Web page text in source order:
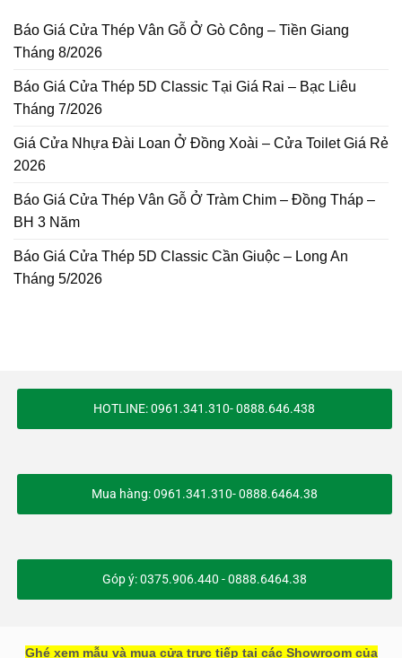
Báo Giá Cửa Thép Vân Gỗ Ở Gò Công – Tiền Giang
Tháng 8/2026
Báo Giá Cửa Thép 5D Classic Tại Giá Rai – Bạc Liêu
Tháng 7/2026
Giá Cửa Nhựa Đài Loan Ở Đồng Xoài – Cửa Toilet Giá Rẻ
2026
Báo Giá Cửa Thép Vân Gỗ Ở Tràm Chim – Đồng Tháp –
BH 3 Năm
Báo Giá Cửa Thép 5D Classic Cần Giuộc – Long An
Tháng 5/2026
HOTLINE: 0961.341.310- 0888.646.438
Mua hàng: 0961.341.310- 0888.6464.38
Góp ý: 0375.906.440 - 0888.6464.38
Ghé xem mẫu và mua cửa trực tiếp tại các Showroom của